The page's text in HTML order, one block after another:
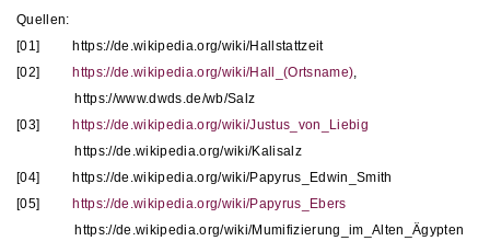
Quellen:
[01]
https://de.wikipedia.org/wiki/Hallstattzeit
[02]
https://de.wikipedia.org/wiki/Hall_(Ortsname),
https://www.dwds.de/wb/Salz
[03]
https://de.wikipedia.org/wiki/Justus_von_Liebig
https://de.wikipedia.org/wiki/Kalisalz
[04]
https://de.wikipedia.org/wiki/Papyrus_Edwin_Smith
[05]
https://de.wikipedia.org/wiki/Papyrus_Ebers
https://de.wikipedia.org/wiki/Mumifizierung_im_Alten_Ägypten